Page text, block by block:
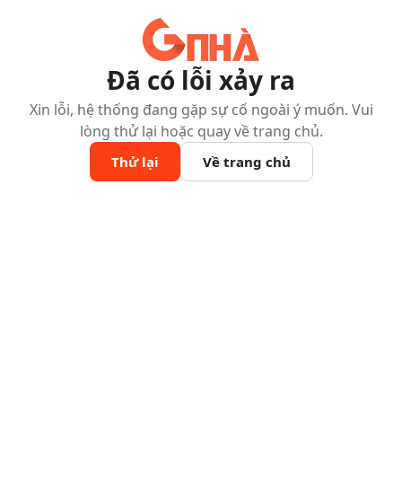
Đã có lỗi xảy ra
Xin lỗi, hệ thống đang gặp sự cố ngoài ý muốn. Vui
lòng thử lại hoặc quay về trang chủ.
Thử lại Về trang chủ